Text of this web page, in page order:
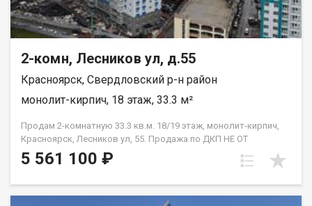
2-комн, Лесников ул, д.55
Красноярск, Свердловский р-н район
монолит-кирпич, 18 этаж, 33.3 м²
Продам 2-комнатную 33.3 кв.м. 18/19 этаж, монолит-кирпич,
Красноярск, Лесников ул, 55. Продажа по ДКП НЕ ОТ
ЗАСТРОЙЩИКА.
5 561 100 ₽